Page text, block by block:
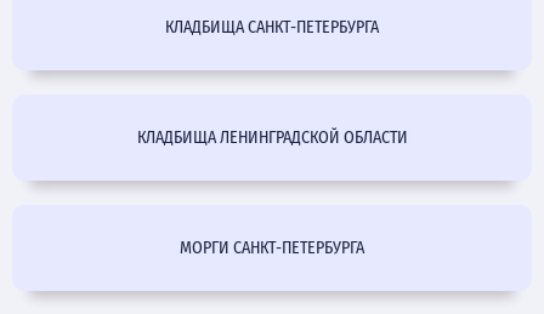
КЛАДБИЩА САНКТ-ПЕТЕРБУРГА
КЛАДБИЩА ЛЕНИНГРАДСКОЙ ОБЛАСТИ
МОРГИ САНКТ-ПЕТЕРБУРГА